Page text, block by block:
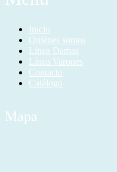
Inicio
Quiénes somos
Línea Damas
Línea Varones
Contacto
Catálogo
Mapa